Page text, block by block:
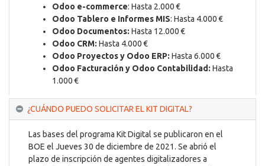
Odoo e-commerce: Hasta 2.000 €
Odoo Tablero e Informes MIS: Hasta 4.000 €
Odoo Documentos: Hasta 12.000 €
Odoo CRM: Hasta 4.000 €
Odoo Proyectos y Odoo ERP: Hasta 6.000 €
Odoo Facturación y Odoo Contabilidad: Hasta
1.000 €
¿CUÁNDO PUEDO SOLICITAR EL KIT DIGITAL?
Las bases del programa Kit Digital se publicaron en el
BOE el Jueves 30 de diciembre de 2021. Se abrió el
plazo de inscripción de agentes digitalizadores a